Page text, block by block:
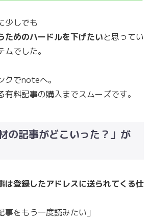
少しでも
ためのハードルを下げたいと思ってい
でした。
クでnoteへ。
有料記事の購入までスムーズです。
の記事がどこいった？」が
は登録したアドレスに送られてくる仕
事をもう一度読みたい」